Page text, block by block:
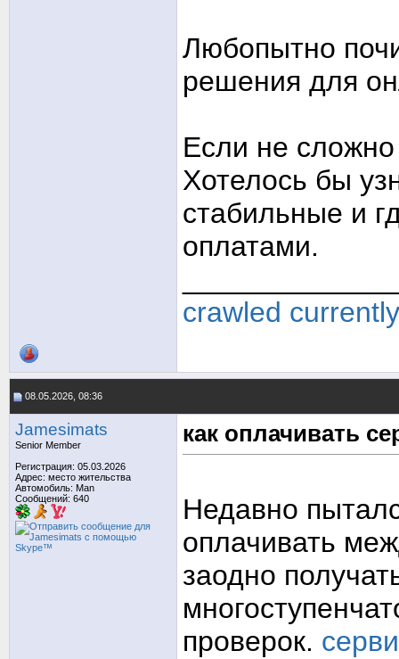
Любопытно
решения для
Если не сложно
Хотелось бы
стабильные и
оплатами.
crawled
08.05.2026, 08:36
Jamesimats
Senior Member
Регистрация: 05.03.2026
Адрес: место жительства
Автомобиль: Man
Сообщений: 640
как оплачивать
Недавно
оплачивать
заодно
проверок.